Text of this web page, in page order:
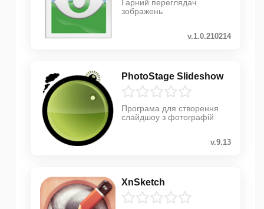
Гарний переглядач
зображень
v.1.0.210214
PhotoStage Slideshow
Програма для створення
слайдшоу з фотографій
v.9.13
XnSketch